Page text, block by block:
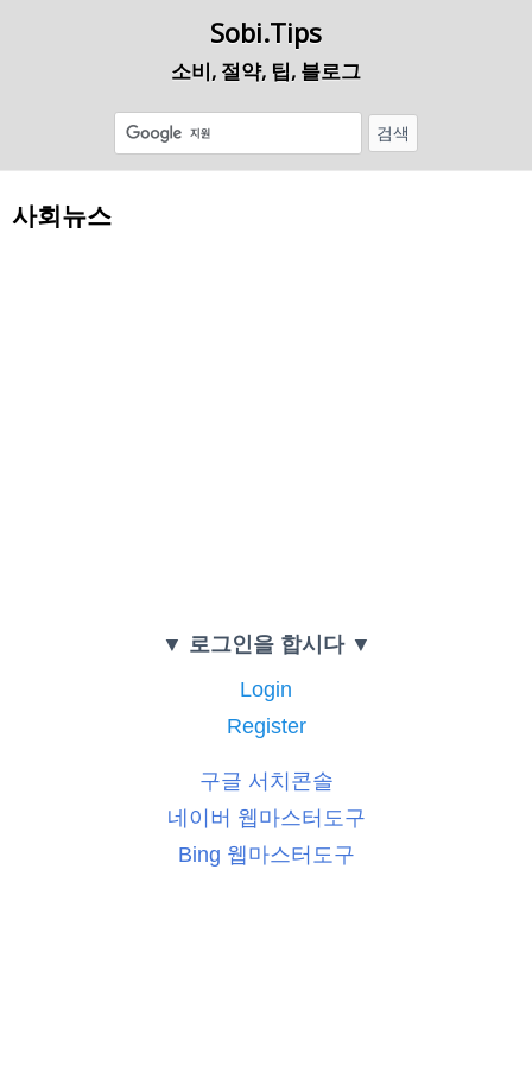
Sobi.Tips
소비, 절약, 팁, 블로그
사회뉴스
▼ 로그인을 합시다 ▼
Login
Register
구글 서치콘솔
네이버 웹마스터도구
Bing 웹마스터도구